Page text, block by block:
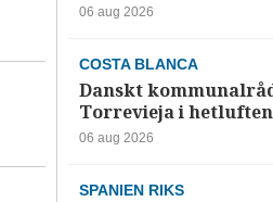
06 aug 2026
COSTA BLANCA
Danskt
Torrevieja i hetluften
06 aug 2026
SPANIEN RIKS